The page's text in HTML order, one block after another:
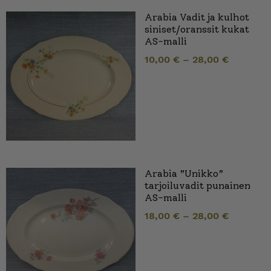
Arabia Vadit ja kulhot
siniset/oranssit kukat
AS-malli
10,00 € – 28,00 €
Arabia ”Unikko”
tarjoiluvadit punainen
AS-malli
18,00 € – 28,00 €